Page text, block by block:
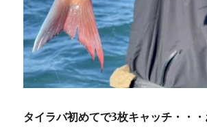
タイラバ初めてで3枚キャッチ・・・